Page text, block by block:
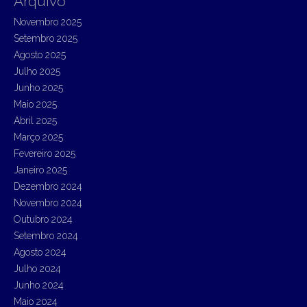
f
o
r
Novembro 2025
Setembro 2025
Agosto 2025
Julho 2025
Junho 2025
Maio 2025
Abril 2025
Março 2025
Fevereiro 2025
Janeiro 2025
Dezembro 2024
Novembro 2024
Outubro 2024
Setembro 2024
Agosto 2024
Julho 2024
Junho 2024
Maio 2024